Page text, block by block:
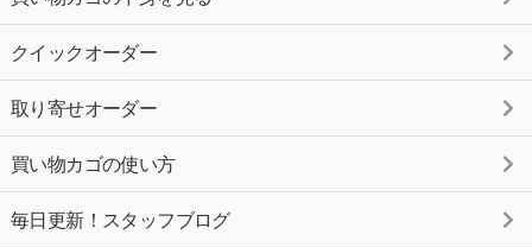
クイックオーダー
取り寄せオーダー
買い物カゴの使い方
毎日更新！スタッフブログ